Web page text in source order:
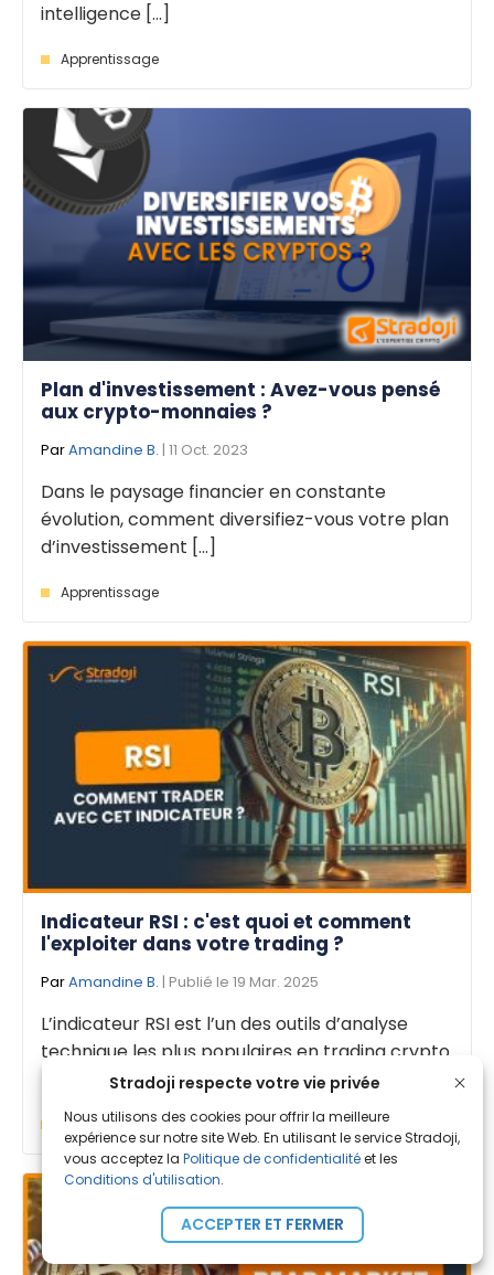
Stradoji respecte votre vie privée
Nous utilisons des cookies pour offrir la meilleure
expérience sur notre site Web. En utilisant le service Stradoji,
vous acceptez la Politique de confidentialitéet les
Conditions d'utilisation.
ACCEPTER ET FERMER
intelligence [...]
Apprentissage
Plan d'investissement : Avez-vous pensé
aux crypto-monnaies ?
ParAmandine B. | 11 Oct. 2023
Dans le paysage financier en constante
évolution, comment diversifiez-vous votre plan
d’investissement [...]
Apprentissage
Indicateur RSI : c'est quoi et comment
l'exploiter dans votre trading ?
ParAmandine B. | Publié le 19 Mar. 2025
L’indicateur RSI est l’un des outils d’analyse
technique les plus populaires en trading crypto.
Apprentissage